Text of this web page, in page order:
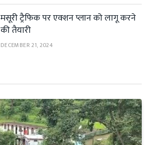
मसूरी ट्रैफिक पर एक्शन प्लान को लागू करने
की तैयारी
DECEMBER 21, 2024